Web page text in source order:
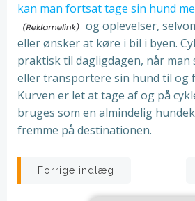
kan man fortsat tage sin hund
og oplevelser,
eller ønsker at køre i bil i byen.
praktisk til dagligdagen, når man
eller transportere sin hund til og
Kurven er let at tage af og på
bruges som en almindelig
fremme på destinationen.
Forrige indlæg